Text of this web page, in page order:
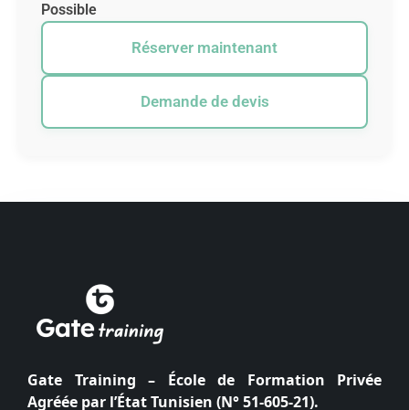
Possible
Réserver maintenant
Demande de devis
Gate Training – École de Formation Privée
Agréée par l’État Tunisien (N° 51-605-21).